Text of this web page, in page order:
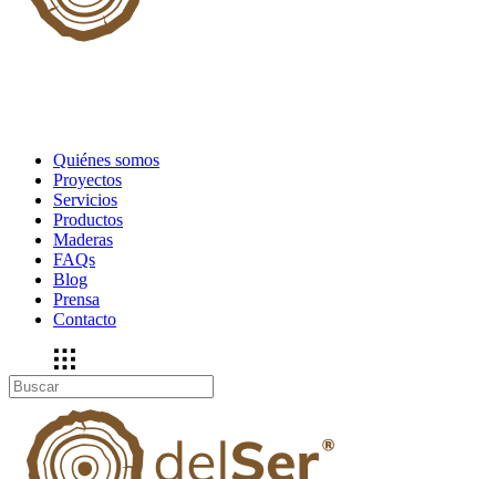
Quiénes somos
Proyectos
Servicios
Productos
Maderas
FAQs
Blog
Prensa
Contacto